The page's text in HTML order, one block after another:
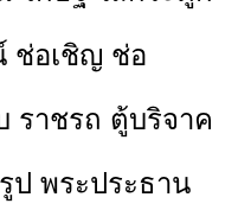
ช่อเชิญ ช่อ
ราชรถ ตู้บริจาค
ป พระประธาน